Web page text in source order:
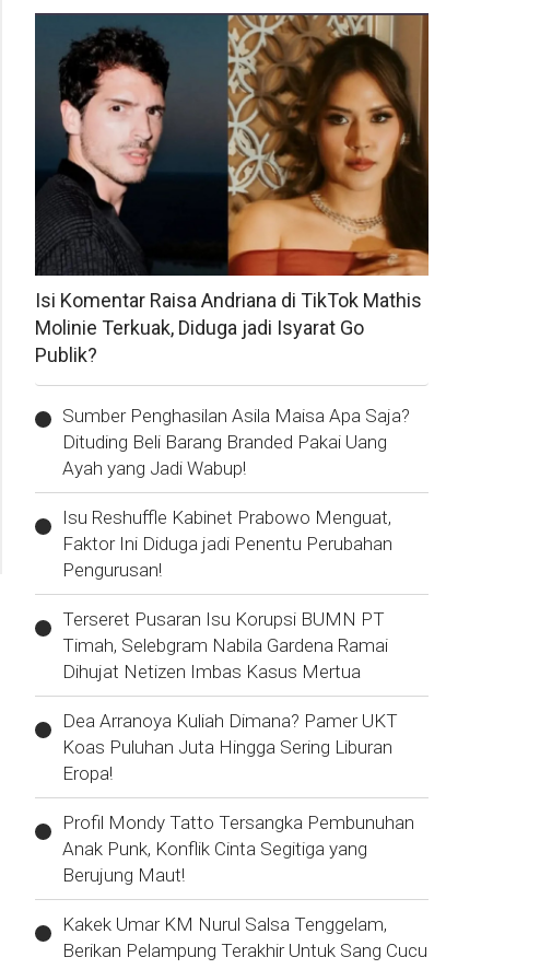
Isi Komentar Raisa Andriana di TikTok Mathis
Molinie Terkuak, Diduga jadi Isyarat Go
Publik?
Sumber Penghasilan Asila Maisa Apa Saja?
Dituding Beli Barang Branded Pakai Uang
Ayah yang Jadi Wabup!
Isu Reshuffle Kabinet Prabowo Menguat,
Faktor Ini Diduga jadi Penentu Perubahan
Pengurusan!
Terseret Pusaran Isu Korupsi BUMN PT
Timah, Selebgram Nabila Gardena Ramai
Dihujat Netizen Imbas Kasus Mertua
Dea Arranoya Kuliah Dimana? Pamer UKT
Koas Puluhan Juta Hingga Sering Liburan
Eropa!
Profil Mondy Tatto Tersangka Pembunuhan
Anak Punk, Konflik Cinta Segitiga yang
Berujung Maut!
Kakek Umar KM Nurul Salsa Tenggelam,
Berikan Pelampung Terakhir Untuk Sang Cucu